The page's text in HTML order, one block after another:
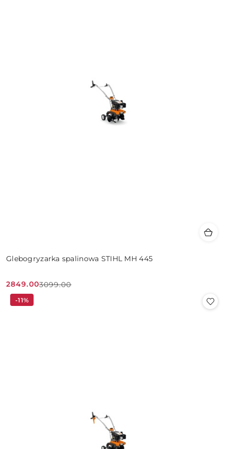
Glebogryzarka spalinowa STIHL MH 445
Cena
promocyjna:
2849.00
Cena
przed
3099.00
-11%